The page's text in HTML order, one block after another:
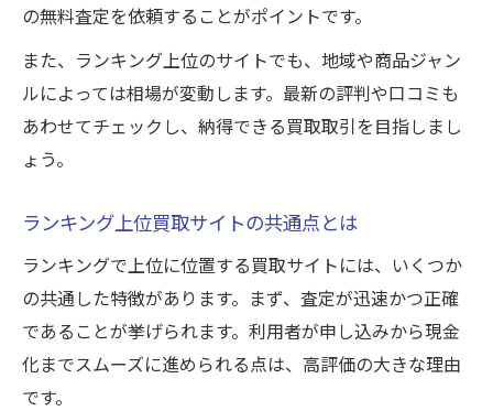
の無料査定を依頼することがポイントです。
また、ランキング上位のサイトでも、地域や商品ジャン
ルによっては相場が変動します。最新の評判や口コミも
あわせてチェックし、納得できる買取取引を目指しまし
ょう。
ランキング上位買取サイトの共通点とは
ランキングで上位に位置する買取サイトには、いくつか
の共通した特徴があります。まず、査定が迅速かつ正確
であることが挙げられます。利用者が申し込みから現金
化までスムーズに進められる点は、高評価の大きな理由
です。